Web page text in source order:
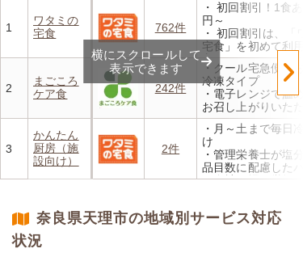
1
ワタミの
宅食
762件
・ 初回割引！1食
円～
・ 初回割引は、「
宅食」を初めて利用
方、または6か月以
お休みされている
なります。※「好い
ず」「好い日の御
外
・香り、風味、食
るよう冷蔵でお届け
・日替わりの献立
らご利用可能
2
まごころ
ケア食
242件
・クール宅急便で
冷凍タイプ
・電子レンジで温
お召し上がりいただ
・メニューの組み
理栄養士にお任せ
・定期は通常価格
んと20％OFF！
3
かんたん
厨房（施
設向け）
2件
・月～土まで毎日
け
・管理栄養士が塩
品目数に配慮した
・自社工場で厳格
減を実現！温める
横にスクロールして
表示できます
奈良県天理市の地域別サービス対応
状況